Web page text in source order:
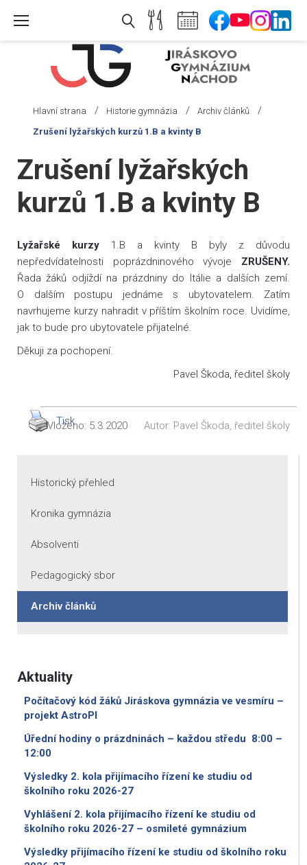
Hlavní strana / Historie gymnázia / Archiv článků /
Zrušení lyžařských kurzů 1.B a kvinty B
Zrušení lyžařských
kurzů 1.B a kvinty B
Lyžařské kurzy 1.B a kvinty B byly z důvodu
nepředvídatelnosti poprázdninového vývoje ZRUŠENY.
Řada žáků odjíždí na prázdniny do Itálie a dalších zemí.
O dalším postupu jednáme s ubytovatelem. Zatím
navrhujeme kurzy nahradit v příštím školním roce. Uvidíme,
jak to bude pro ubytovatele přijatelné.
Děkuji za pochopení.
Pavel Škoda, ředitel školy
Tisk
Vloženo: 5.3.2020 Autor: Pavel Škoda, ředitel školy
Historický přehled
Kronika gymnázia
Absolventi
Pedagogický sbor
Archiv článků
Aktuality
Počítačový kód žáků Jiráskova gymnázia ve vesmíru –
projekt AstroPI
Úřední hodiny o prázdninách – každou středu 8:00 –
12:00
Výsledky 2. kola přijímacího řízení ke studiu od
školního roku 2026-27
Vyhlášení 2. kola přijímacího řízení ke studiu od
školního roku 2026-27 – osmileté gymnázium
Výsledky přijímacího řízení ke studiu od školního roku